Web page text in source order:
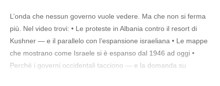
Virus n.1426.SP
L’onda che nessun governo vuole vedere. Ma che non si ferma
più. Nel video trovi: • Le proteste in Albania contro il resort di
Kushner — e il parallelo con l’espansione israeliana • Le mappe
che mostrano come Israele si è espanso dal 1946 ad oggi •
Perché i governi occidentali tacciono — e la domanda su